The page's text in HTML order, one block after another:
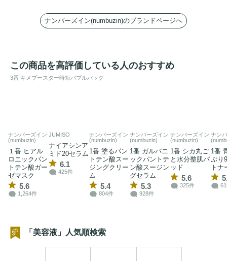
ナンバーズイン(numbuzin)のブランドページへ
この商品を高評価している人のおすすめ
3番 キメブースター時短バブルパック
ナンバーズイン
(numbuzin)
１番 ヒアル
ロニックパン
トテン酸ガー
ゼマスク
5.6
1,264件
JUMISO
ナイアシンア
ミド20セラム
6.1
425件
ナンバーズイン
(numbuzin)
1番 塗るパン
トテン酸スー
ジングクリー
ム
5.4
804件
ナンバーズイン
(numbuzin)
1番 ガルバニ
ックパントテ
ン酸スージン
グセラム
5.3
928件
ナンバーズイン
(numbuzin)
1番 シカ丸ご
と水分整肌パ
ッド
5.6
325件
ナン
1番
ぷり
トナ
「美容液」人気順検索